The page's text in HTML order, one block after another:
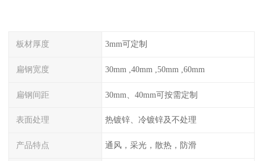
板材厚度 3mm可定制
扁钢宽度 30mm ,40mm ,50mm ,60mm
扁钢间距 30mm、40mm可按需定制
表面处理 热镀锌、冷镀锌及不处理
产品特点 通风，采光，散热，防滑